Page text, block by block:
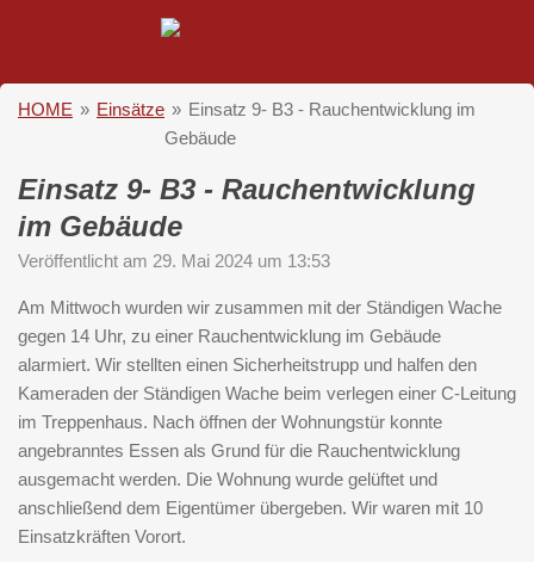
springen
HOME » Einsätze » Einsatz 9- B3 - Rauchentwicklung im
Gebäude
Einsatz 9- B3 - Rauchentwicklung
im Gebäude
Veröffentlicht am 29. Mai 2024 um 13:53
Am Mittwoch wurden wir zusammen mit der Ständigen Wache
gegen 14 Uhr, zu einer Rauchentwicklung im Gebäude
alarmiert. Wir stellten einen Sicherheitstrupp und halfen den
Kameraden der Ständigen Wache beim verlegen einer C-Leitung
im Treppenhaus. Nach öffnen der Wohnungstür konnte
angebranntes Essen als Grund für die Rauchentwicklung
ausgemacht werden. Die Wohnung wurde gelüftet und
anschließend dem Eigentümer übergeben. Wir waren mit 10
Einsatzkräften Vorort.